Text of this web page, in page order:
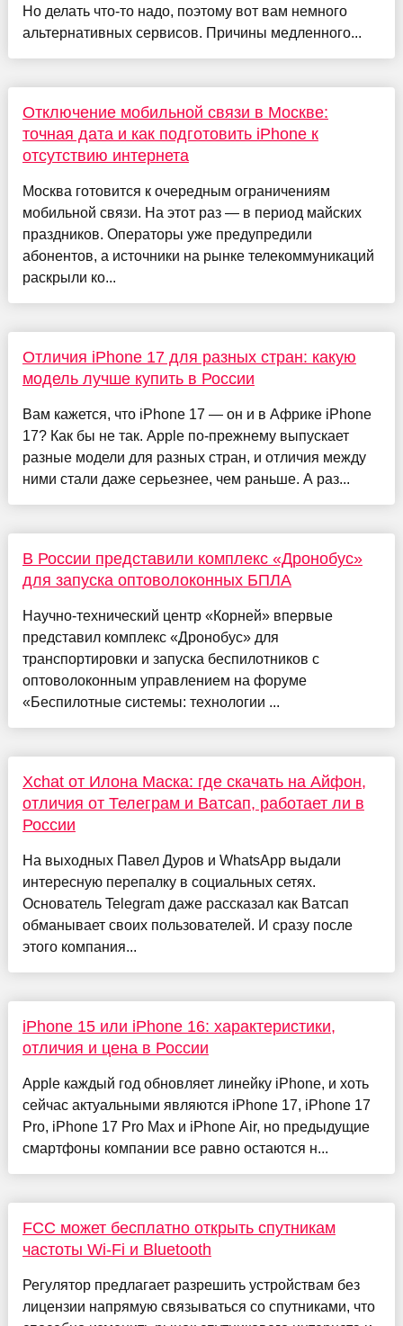
Но делать что-то надо, поэтому вот вам немного
альтернативных сервисов. Причины медленного...
Отключение мобильной связи в Москве:
точная дата и как подготовить iPhone к
отсутствию интернета
Москва готовится к очередным ограничениям
мобильной связи. На этот раз — в период майских
праздников. Операторы уже предупредили
абонентов, а источники на рынке телекоммуникаций
раскрыли ко...
Отличия iPhone 17 для разных стран: какую
модель лучше купить в России
Вам кажется, что iPhone 17 — он и в Африке iPhone
17? Как бы не так. Apple по-прежнему выпускает
разные модели для разных стран, и отличия между
ними стали даже серьезнее, чем раньше. А раз...
В России представили комплекс «Дронобус»
для запуска оптоволоконных БПЛА
Научно-технический центр «Корней» впервые
представил комплекс «Дронобус» для
транспортировки и запуска беспилотников с
оптоволоконным управлением на форуме
«Беспилотные системы: технологии ...
Xchat от Илона Маска: где скачать на Айфон,
отличия от Телеграм и Ватсап, работает ли в
России
На выходных Павел Дуров и WhatsApp выдали
интересную перепалку в социальных сетях.
Основатель Telegram даже рассказал как Ватсап
обманывает своих пользователей. И сразу после
этого компания...
iPhone 15 или iPhone 16: характеристики,
отличия и цена в России
Apple каждый год обновляет линейку iPhone, и хоть
сейчас актуальными являются iPhone 17, iPhone 17
Pro, iPhone 17 Pro Max и iPhone Air, но предыдущие
смартфоны компании все равно остаются н...
FCC может бесплатно открыть спутникам
частоты Wi-Fi и Bluetooth
Регулятор предлагает разрешить устройствам без
лицензии напрямую связываться со спутниками, что